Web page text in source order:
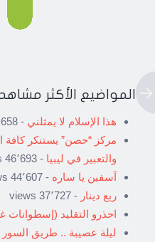
المواضيع الأكثر
هذا الإسلام لا يمثلني - 54٬658 views
مركز “حصن” يستنكر كافة
والتعبير في ليبيا - 46٬693 views
آسفين يا ساره - 44٬607 views
ربع دينار - 37٬727 views
احذرو التقليد (إسطوانات
ليلة عصيبة .. طريق السور ليلة 04-